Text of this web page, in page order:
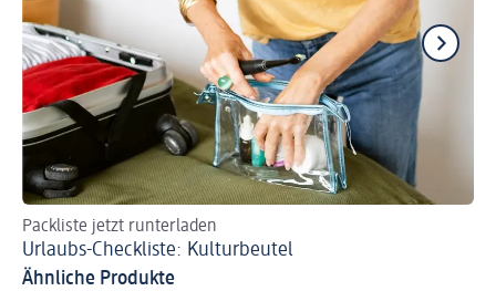
Packliste jetzt runterladen
Urlaubs-Checkliste: Kulturbeutel
Ähnliche Produkte